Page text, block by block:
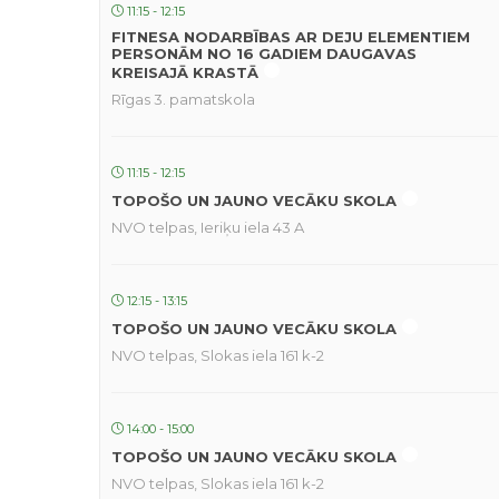
11:15 - 12:15
FITNESA NODARBĪBAS AR DEJU ELEMENTIEM
PERSONĀM NO 16 GADIEM DAUGAVAS
KREISAJĀ KRASTĀ
Rīgas 3. pamatskola
11:15 - 12:15
TOPOŠO UN JAUNO VECĀKU SKOLA
NVO telpas, Ieriķu iela 43 A
12:15 - 13:15
TOPOŠO UN JAUNO VECĀKU SKOLA
NVO telpas, Slokas iela 161 k-2
14:00 - 15:00
TOPOŠO UN JAUNO VECĀKU SKOLA
NVO telpas, Slokas iela 161 k-2